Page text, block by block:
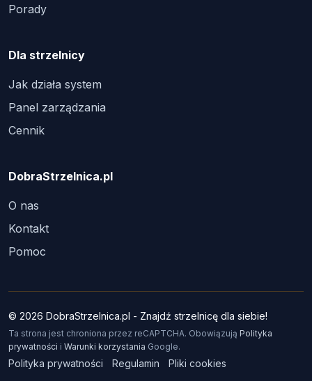
Porady
Dla strzelnicy
Jak działa system
Panel zarządzania
Cennik
DobraStrzelnica.pl
O nas
Kontakt
Pomoc
© 2026 DobraStrzelnica.pl - Znajdź strzelnicę dla siebie!
Ta strona jest chroniona przez reCAPTCHA. Obowiązują Polityka
prywatności i Warunki korzystania Google.
Polityka prywatności Regulamin Pliki cookies